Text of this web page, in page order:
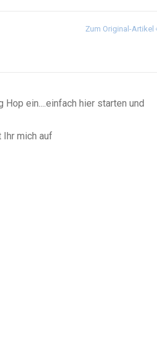
Zum Original-Artikel
ein....einfach hier starten und
mich auf